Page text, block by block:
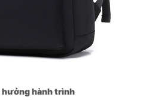
hưởng hành trình